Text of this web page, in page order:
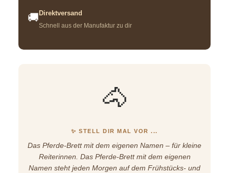
🐴
✨ STELL DIR MAL VOR ...
Das Pferde-Brett mit dem eigenen Namen – für kleine
Reiterinnen. Das Pferde-Brett mit dem eigenen
Namen steht jeden Morgen auf dem Frühstücks- und
🚚 Direktversand
Schnell aus der Manufaktur zu dir